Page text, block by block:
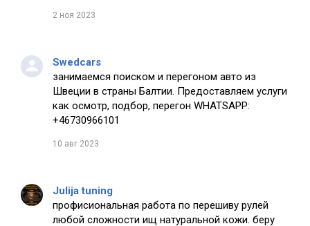
2 ноя 2023
Swedcars
занимаемся поиском и перегоном авто из
Швеции в страны Балтии. Предоставляем услуги
как осмотр, подбор, перегон WHATSAPP:
+46730966101
10 авг 2023
Julija tuning
профисиональная работа по перешиву рулей
любой сложности ищ натуральной кожи. беру